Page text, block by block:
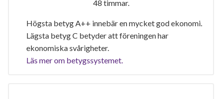
48 timmar.
Högsta betyg A++ innebär en mycket god ekonomi.
Lägsta betyg C betyder att föreningen har
ekonomiska svårigheter.
Läs mer om betygssystemet.